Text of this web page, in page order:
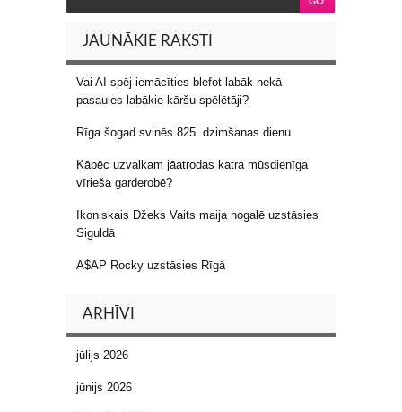
JAUNĀKIE RAKSTI
Vai AI spēj iemācīties blefot labāk nekā
pasaules labākie kāršu spēlētāji?
Rīga šogad svinēs 825. dzimšanas dienu
Kāpēc uzvalkam jāatrodas katra mūsdienīga
vīrieša garderobē?
Ikoniskais Džeks Vaits maija nogalē uzstāsies
Siguldā
A$AP Rocky uzstāsies Rīgā
ARHĪVI
jūlijs 2026
jūnijs 2026